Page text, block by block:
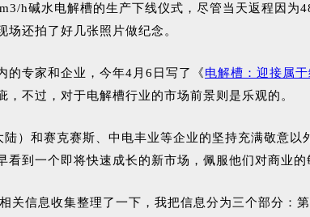
h碱水电解槽的生产下线仪式，尽管当天返程因
还拍了好几张照片做纪念。
的专家和企业，今年4月6日写了《电解槽：迎接属
不过，对于电解槽行业的市场前景则是乐观的。
）和赛克赛斯、中电丰业等企业的坚持充满敬意
到一个即将快速成长的新市场，佩服他们对商业的
关信息收集整理了一下，我把信息分为三个部分：